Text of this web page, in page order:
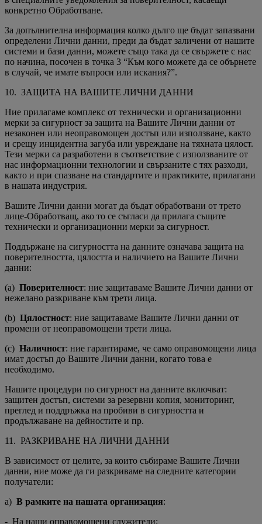
конкретно Обработване.
За допълнителна информация колко дълго ще бъдат запазвани
определени Лични данни, преди да бъдат заличени от нашите
системи и бази данни, можете също така да се свържете с нас
по начина, посочен в точка 3 “Към кого можете да се обърнете
в случай, че имате въпроси или искания?”.
10. ЗАЩИТА НА ВАШИТЕ ЛИЧНИ ДАННИ
Ние прилагаме комплекс от технически и организационни
мерки за сигурност за защита на Вашите Лични данни от
незаконен или неоправомощен достъп или използване, както
и срещу инцидентна загуба или увреждане на тяхната цялост.
Тези мерки са разработени в съответствие с използваните от
нас информационни технологии и свързаните с тях разходи,
както и при спазване на стандартите и практиките, прилагани
в нашата индустрия.
Вашите Лични данни могат да бъдат обработвани от трето
лице-Обработващ, ако то се съгласи да прилага същите
технически и организационни мерки за сигурност.
Поддържане на сигурността на данните означава защита на
поверителността, цялостта и наличието на Вашите Лични
данни:
(a) Поверителност: ние защитаваме Вашите Лични данни от
нежелано разкриване към трети лица.
(b) Цялостност: ние защитаваме Вашите Лични данни от
промени от неоправомощени трети лица.
(c) Наличност: ние гарантираме, че само оправомощени лица
имат достъп до Вашите Лични данни, когато това е
необходимо.
Нашите процедури по сигурност на данните включват:
защитен достъп, системи за резервни копия, мониторинг,
преглед и поддръжка на пробиви в сигурността и
продължаване на дейностите и пр.
11. РАЗКРИВАНЕ НА ЛИЧНИ ДАННИ
В зависимост от целите, за които събираме Вашите Лични
данни, ние може да ги разкриваме на следните категории
получатели:
a) В рамките на нашата организация:
- На наши оправомощени служители;